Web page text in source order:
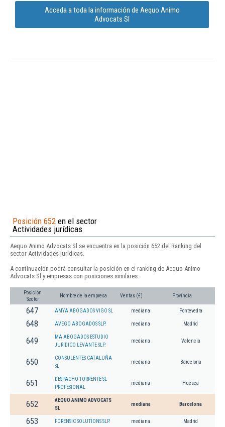
Acceda a toda la información de Aequo Animo
Advocats Sl
Posición 652 en el sector
Actividades jurídicas
Aequo Animo Advocats Sl se encuentra en la posición 652 del Ranking del
sector Actividades jurídicas.
A continuación podrá consultar la posición en el ranking de Aequo Animo
Advocats Sl y empresas con posiciones similares:
Posición
Sector
Nombre de la empresa Ventas (€) Provincia
647 AMYA ABOGADOS VIGO SL mediana Pontevedra
648 AVEGO ABOGADOS SLP. mediana Madrid
649
MA ABOGADOS ESTUDIO
JURIDICO LEVANTE SLP.
mediana Valencia
650
CONSULENTES CATALUÑA
SL
mediana Barcelona
651
DESPACHO TORRENTE SL
PROFESIONAL
mediana Huesca
652
AEQUO ANIMO ADVOCATS
SL
mediana Barcelona
653 FORENSIC SOLUTIONS SLP. mediana Madrid